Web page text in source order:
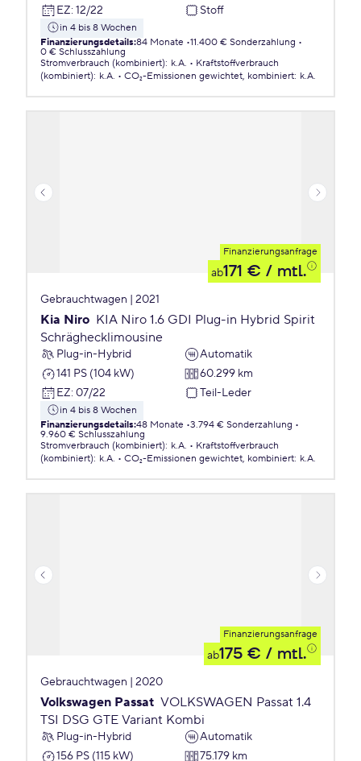
EZ: 12/22 Stoff
in 4 bis 8 Wochen
Finanzierungsdetails:84 Monate 11.400 € Sonderzahlung
0 € Schlusszahlung
Stromverbrauch (kombiniert): k.A.
Kraftstoffverbrauch
(kombiniert): k.A. CO₂-Emissionen gewichtet, kombiniert: k.A.
Finanzierungsanfrage
ab171 € / mtl.
Gebrauchtwagen | 2021
Kia Niro KIA Niro 1.6 GDI Plug-in Hybrid Spirit
Schräghecklimousine
Plug-in-Hybrid
Automatik
141 PS (104 kW)
60.299 km
EZ: 07/22 Teil-Leder
in 4 bis 8 Wochen
Finanzierungsdetails:48 Monate 3.794 € Sonderzahlung
9.960 € Schlusszahlung
Stromverbrauch (kombiniert): k.A.
Kraftstoffverbrauch
(kombiniert): k.A. CO₂-Emissionen gewichtet, kombiniert: k.A.
Finanzierungsanfrage
ab175 € / mtl.
Gebrauchtwagen | 2020
Volkswagen Passat VOLKSWAGEN Passat 1.4
TSI DSG GTE Variant Kombi
Plug-in-Hybrid
Automatik
156 PS (115 kW)
75.179 km